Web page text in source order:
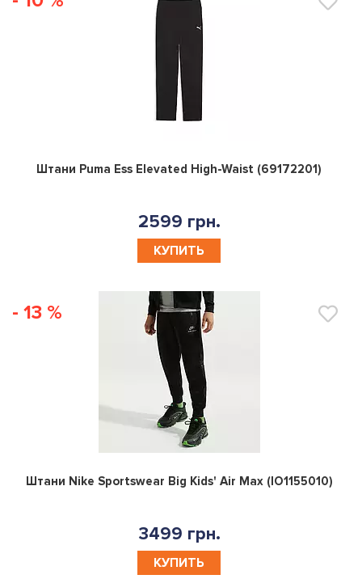
- 10 %
0
Штани Puma Ess Elevated High-Waist (69172201)
2599 грн.
КУПИТЬ
- 13 %
0
Штани Nike Sportswear Big Kids' Air Max (IO1155010)
3499 грн.
КУПИТЬ